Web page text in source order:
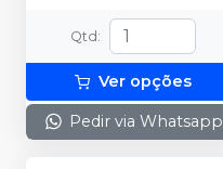
Qtd :
Ver opções
Pedir via Whatsapp